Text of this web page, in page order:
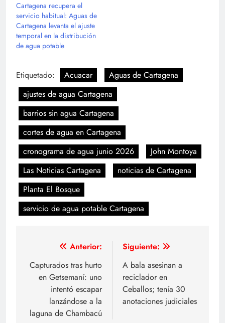
Cartagena recupera el
servicio habitual: Aguas de
Cartagena levanta el ajuste
temporal en la distribución
de agua potable
Etiquetado: Acuacar
Aguas de Cartagena
ajustes de agua Cartagena
barrios sin agua Cartagena
cortes de agua en Cartagena
cronograma de agua junio 2026
John Montoya
Las Noticias Cartagena
noticias de Cartagena
Planta El Bosque
servicio de agua potable Cartagena
Navegación
de
entradas
Anterior:
Capturados tras hurto
en Getsemaní: uno
intentó escapar
lanzándose a la
laguna de Chambacú
Siguiente:
A bala asesinan a
reciclador en
Ceballos; tenía 30
anotaciones judiciales